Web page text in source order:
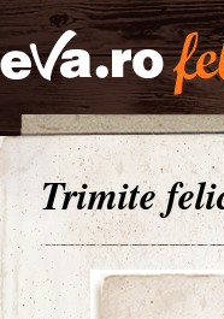
Trimite